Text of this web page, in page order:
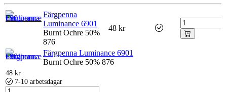
Färgpenna
Luminance 6901
Burnt Ochre 50%
876
48 kr
Färgpenna Luminance 6901
Burnt Ochre 50% 876
48 kr
7-10 arbetsdagar